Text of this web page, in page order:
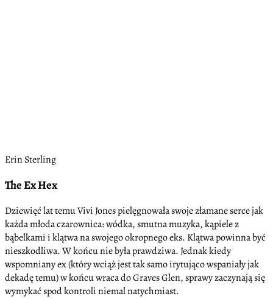
Erin Sterling
The Ex Hex
Dziewięć lat temu Vivi Jones pielęgnowała swoje złamane serce jak
każda młoda czarownica: wódka, smutna muzyka, kąpiele z
bąbelkami i klątwa na swojego okropnego eks. Klątwa powinna być
nieszkodliwa. W końcu nie była prawdziwa. Jednak kiedy
wspomniany ex (który wciąż jest tak samo irytująco wspaniały jak
dekadę temu) w końcu wraca do Graves Glen, sprawy zaczynają się
wymykać spod kontroli niemal natychmiast.